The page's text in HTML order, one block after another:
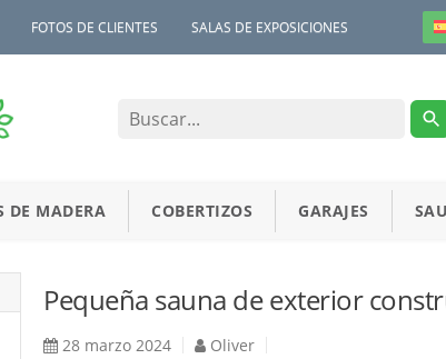
FOTOS DE CLIENTES SALAS DE EXPOSICIONES
DE MADERA COBERTIZOS GARAJES
Pequeña sauna de exterior
28 marzo 2024 Oliver